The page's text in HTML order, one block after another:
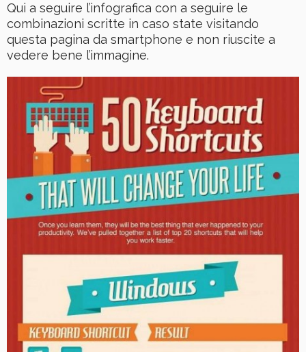
Qui a seguire l’infografica con a seguire le
combinazioni scritte in caso state visitando
questa pagina da smartphone e non riuscite a
vedere bene l’immagine.